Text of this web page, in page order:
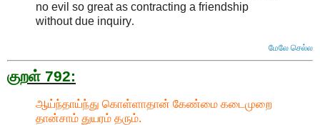
no evil so great as contracting a friendship
without due inquiry.
மேலே செல்ல
குறள் 792:
ஆய்ந்தாய்ந்து கொள்ளாதான் கேண்மை கடைமுறை
தான்சாம் துயரம் தரும்.